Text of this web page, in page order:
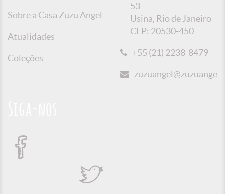
Sobre a Casa Zuzu Angel
Atualidades
Coleções
53
Usina, Rio de Janeiro
CEP: 20530-450
+55 (21) 2238-8479